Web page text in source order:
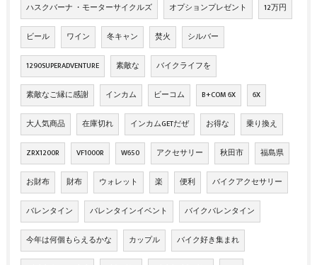
ハスクバーナ ・モーターサイクルズ オプションプレゼント 12万円
ビール ワイン 冬キャン 焚火 シルバー
1290SUPERADVENTURE 素敵な バイクライフを
素敵なご縁に感謝 インカム ビーコム B+COM 6X 6X
大人気商品 在庫切れ インカムGETだぜ お得な 乗り換え
ZRX1200R VF1000R W650 アクセサリー 秋田市 福島県
お財布 財布 ウォレット 楽 便利 バイクアクセサリー
バレンタイン バレンタインイベント バイクバレンタイン
今年は何個もらえるかな カップル バイク好き集まれ